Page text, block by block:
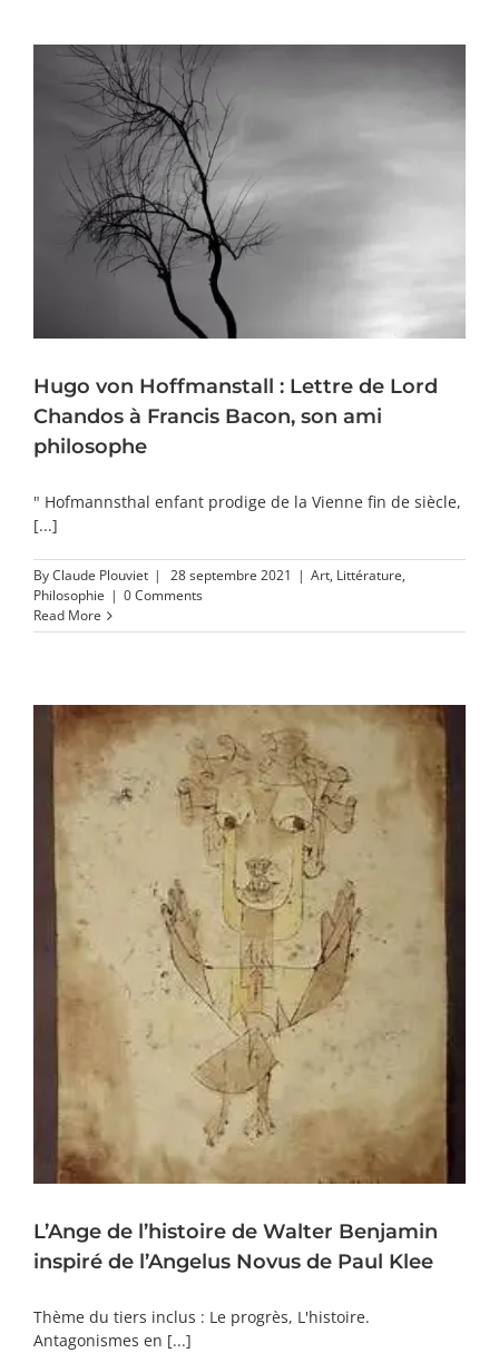
Hugo von Hoffmanstall : Lettre de Lord
Chandos à Francis Bacon, son ami
philosophe
" Hofmannsthal enfant prodige de la Vienne fin de siècle,
[...]
ByClaude Plouviet | 28 septembre 2021 | Art, Littérature,
Philosophie | 0 Comments
Read More
L’Ange de l’histoire de Walter Benjamin
inspiré de l’Angelus Novus de Paul Klee
Thème du tiers inclus : Le progrès, L'histoire.
Antagonismes en [...]